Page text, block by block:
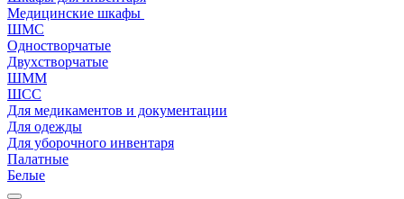
Медицинские шкафы
ШМС
Одностворчатые
Двухстворчатые
ШММ
ШСС
Для медикаментов и документации
Для одежды
Для уборочного инвентаря
Палатные
Белые